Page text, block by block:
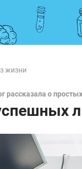
жизни
рассказала о